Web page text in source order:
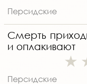
Персидские
Смерть
и оплакивают
Персидские